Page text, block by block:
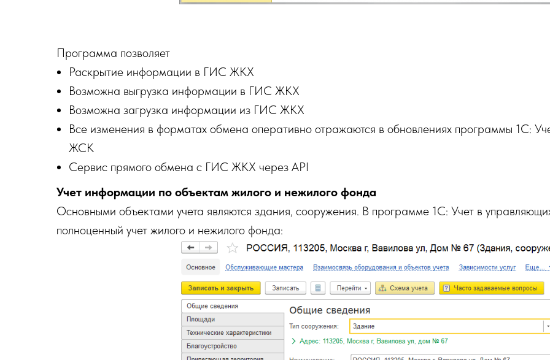
Программа позволяет
Раскрытие информации в ГИС ЖКХ
Возможна выгрузка информации в ГИС ЖКХ
Возможна загрузка информации из ГИС ЖКХ
Все изменения в форматах обмена оперативно отражаются в обновлениях программы 1С:
ЖСК
Сервис прямого обмена с ГИС ЖКХ через API
Учет информации по объектам жилого и нежилого фонда
Основными объектами учета являются здания, сооружения. В программе 1С: Учет в
полноценный учет жилого и нежилого фонда: